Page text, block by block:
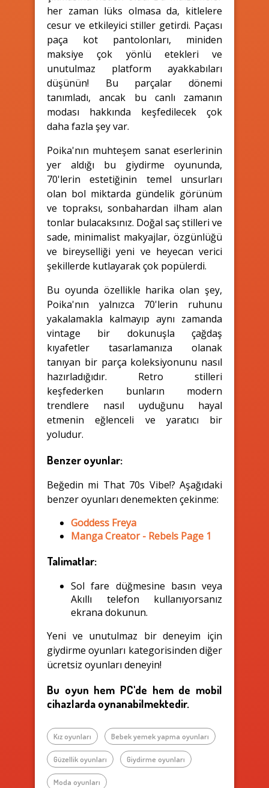
her zaman lüks olmasa da, kitlelere
cesur ve etkileyici stiller getirdi. Paçası
paça kot pantolonları, miniden
maksiye çok yönlü etekleri ve
unutulmaz platform ayakkabıları
düşünün! Bu parçalar dönemi
tanımladı, ancak bu canlı zamanın
modası hakkında keşfedilecek çok
daha fazla şey var.
Poika'nın muhteşem sanat eserlerinin
yer aldığı bu giydirme oyununda,
70'lerin estetiğinin temel unsurları
olan bol miktarda gündelik görünüm
ve topraksı, sonbahardan ilham alan
tonlar bulacaksınız. Doğal saç stilleri ve
sade, minimalist makyajlar, özgünlüğü
ve bireyselliği yeni ve heyecan verici
şekillerde kutlayarak çok popülerdi.
Bu oyunda özellikle harika olan şey,
Poika'nın yalnızca 70'lerin ruhunu
yakalamakla kalmayıp aynı zamanda
vintage bir dokunuşla çağdaş
kıyafetler tasarlamanıza olanak
tanıyan bir parça koleksiyonunu nasıl
hazırladığıdır. Retro stilleri
keşfederken bunların modern
trendlere nasıl uyduğunu hayal
etmenin eğlenceli ve yaratıcı bir
yoludur.
Benzer oyunlar:
Beğedin mi That 70s Vibe!? Aşağıdaki
benzer oyunları denemekten çekinme:
Goddess Freya
Manga Creator - Rebels Page 1
Talimatlar:
Sol fare düğmesine basın veya
Akıllı telefon kullanıyorsanız
ekrana dokunun.
Yeni ve unutulmaz bir deneyim için
giydirme oyunları kategorisinden diğer
ücretsiz oyunları deneyin!
Bu oyun hem PC'de hem de mobil
cihazlarda oynanabilmektedir.
Kız oyunları Bebek yemek yapma oyunları
Güzellik oyunları Giydirme oyunları
Moda oyunları